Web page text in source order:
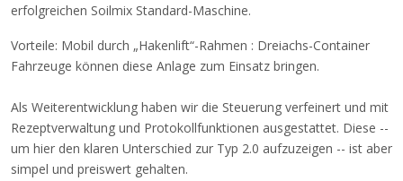
erfolgreichen Soilmix Standard-Maschine.
Vorteile: Mobil durch „Hakenlift“-Rahmen : Dreiachs-Container
Fahrzeuge können diese Anlage zum Einsatz bringen.
Als Weiterentwicklung haben wir die Steuerung verfeinert und mit
Rezeptverwaltung und Protokollfunktionen ausgestattet. Diese --
um hier den klaren Unterschied zur Typ 2.0 aufzuzeigen -- ist aber
simpel und preiswert gehalten.